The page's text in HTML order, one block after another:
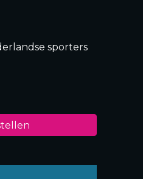
sporters